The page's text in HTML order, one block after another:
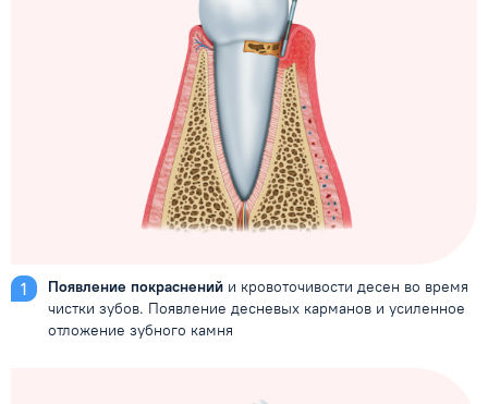
Появление покраснений и кровоточивости десен во время
чистки зубов. Появление десневых карманов и усиленное
отложение зубного камня